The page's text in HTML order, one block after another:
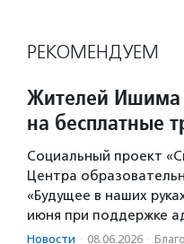
РЕКОМЕНДУЕМ
Жителей Ишима
на бесплатные
Социальный проект
Центра
«Будущее в наших
июня при поддержке
Новости · 08.06.2026 ·